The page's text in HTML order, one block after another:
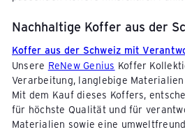
Nachhaltige Koffer aus der
Koffer aus der Schweiz mit
Unsere ReNew Genius Koffer
Verarbeitung, langlebige
Mit dem Kauf dieses Koffers,
für höchste Qualität und für
Materialien sowie eine